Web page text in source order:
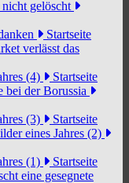
gelöscht
Startseite
verlässt das
(4)
Startseite
bei der Borussia
(3)
Startseite
eines Jahres (2)
(1)
Startseite
eine gesegnete